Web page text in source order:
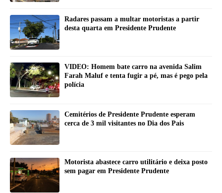
Radares passam a multar motoristas a partir
desta quarta em Presidente Prudente
VIDEO: Homem bate carro na avenida Salim
Farah Maluf e tenta fugir a pé, mas é pego pela
polícia
Cemitérios de Presidente Prudente esperam
cerca de 3 mil visitantes no Dia dos Pais
Motorista abastece carro utilitário e deixa posto
sem pagar em Presidente Prudente